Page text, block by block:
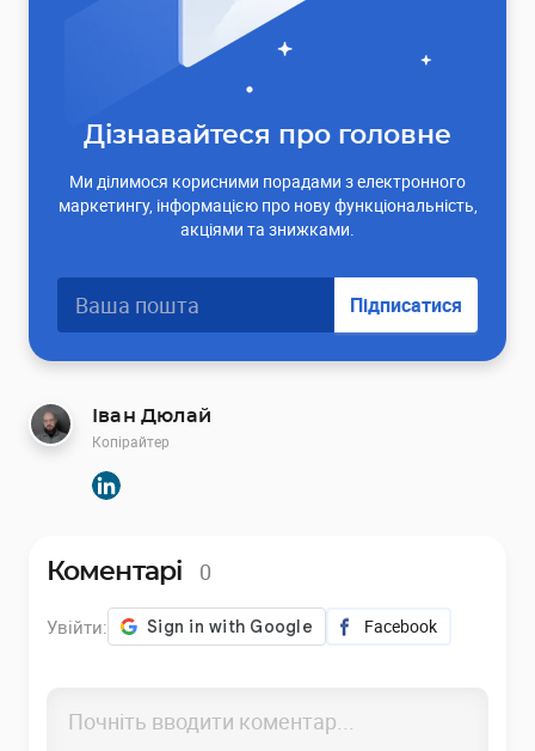
Дізнавайтеся про головне
Ми ділимося корисними порадами з електронного
маркетингу, інформацією про нову функціональність,
акціями та знижками.
Підписатися
Іван Дюлай
Копірайтер
Коментарі 0
Увійти: Facebook